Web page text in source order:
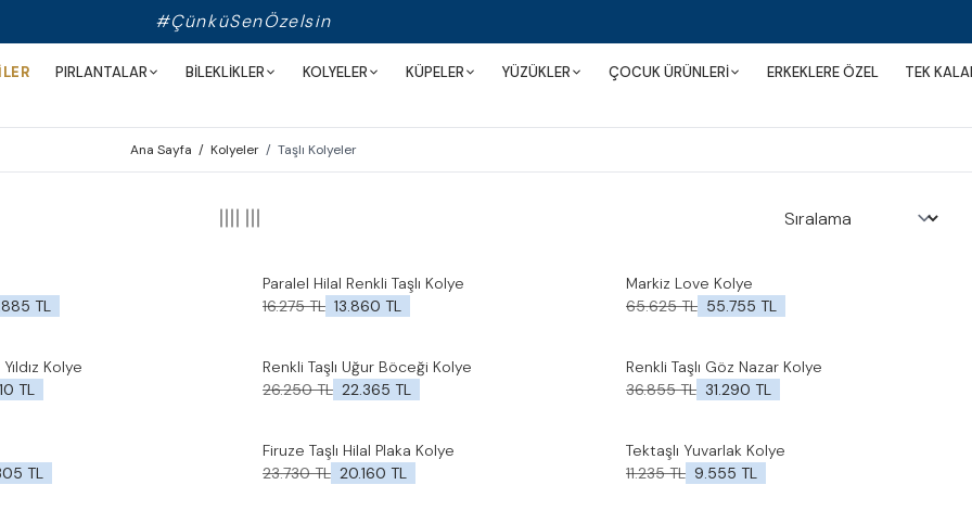
#ÇünküSenÖzelsin
PIRLANTALAR BİLEKLİKLER KOLYELER KÜPELER YÜZÜKLER ÇOCUK ÜRÜNLERİ ERKEKLERE ÖZEL TEK
Ana Sayfa / Kolyeler / Taşlı Kolyeler
TL
%15İndirim
Favorilere Ekle
Paralel Hilal Renkli Taşlı Kolye
16.275TL 13.860 TL
%15İndirim
Favorilere Ekle
Markiz Love Kolye
65.625TL 55.755 TL
Kolye
TL
%15İndirim
Favorilere Ekle
Renkli Taşlı Uğur Böceği Kolye
26.250TL 22.365 TL
%15İndirim
Favorilere Ekle
Renkli Taşlı Göz Nazar Kolye
36.855TL 31.290 TL
TL
%15İndirim
Favorilere Ekle
Firuze Taşlı Hilal Plaka Kolye
23.730TL 20.160 TL
15İndirim
Favorilere Ekle
Tektaşlı Yuvarlak Kolye
11.235TL 9.555 TL